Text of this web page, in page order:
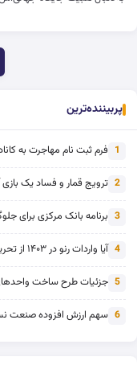
پربیننده‌ترین
1 فرم ثبت نام مهاجرت به
2 ترویج قمار و فساد یک بازی
3 برنامه بانک مرکزی برای
4 آیا واردات رنو در ۱۴۰۳ از تحریم خارج شده است؟
5 جزئیات طرح ساخت
6 سهم ارزش افزوده صنعت